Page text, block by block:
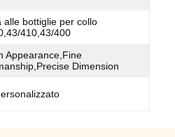
alle bottiglie per collo
410,43/400
Appearance,Fine
Dimension